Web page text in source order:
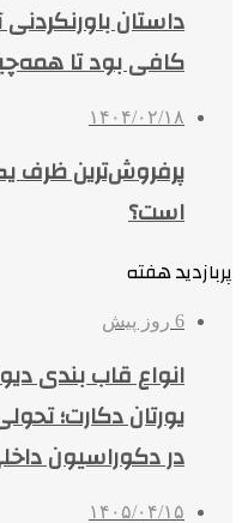
داستان
کافی بود تا
۱۴۰۴/۰۲/۱۸
پرفروش‌ترین ظرف
است؟
پربازدید هفته
6 روز پیش
انواع قاب بندی
یورتان دکارت؛
در دکوراسیون
۱۴۰۵/۰۴/۱۵